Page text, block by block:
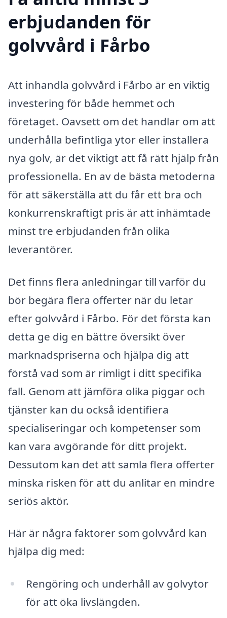
erbjudanden för
golvvård i Fårbo
Att inhandla golvvård i Fårbo är en viktig
investering för både hemmet och
företaget. Oavsett om det handlar om att
underhålla befintliga ytor eller installera
nya golv, är det viktigt att få rätt hjälp från
professionella. En av de bästa metoderna
för att säkerställa att du får ett bra och
konkurrenskraftigt pris är att inhämtade
minst tre erbjudanden från olika
leverantörer.
Det finns flera anledningar till varför du
bör begära flera offerter när du letar
efter golvvård i Fårbo. För det första kan
detta ge dig en bättre översikt över
marknadspriserna och hjälpa dig att
förstå vad som är rimligt i ditt specifika
fall. Genom att jämföra olika piggar och
tjänster kan du också identifiera
specialiseringar och kompetenser som
kan vara avgörande för ditt projekt.
Dessutom kan det att samla flera offerter
minska risken för att du anlitar en mindre
seriös aktör.
Här är några faktorer som golvvård kan
hjälpa dig med:
Rengöring och underhåll av golvytor
för att öka livslängden.